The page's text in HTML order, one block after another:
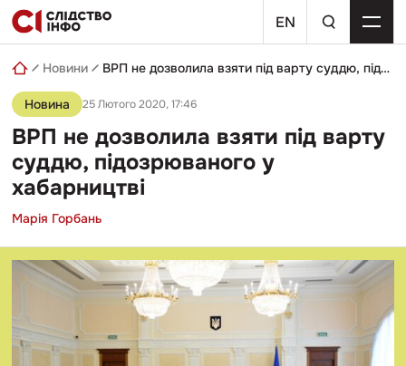
Skip
to
content
EN
пошуковий
запит
Новини ВРП не дозволила взяти під варту суддю, підозрюваного у хабарництві
Новина 25 Лютого 2020, 17:46
ВРП не дозволила взяти під варту
суддю, підозрюваного у
хабарництві
Марія Горбань